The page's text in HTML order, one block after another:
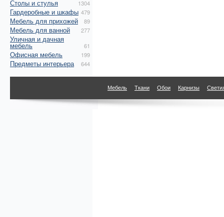
Столы и стулья 1304
Гардеробные и шкафы 479
Мебель для прихожей 89
Мебель для ванной 277
Уличная и дачная
мебель 61
Офисная мебель 199
Предметы интерьера 644
Мебель Ткани Обои Карнизы